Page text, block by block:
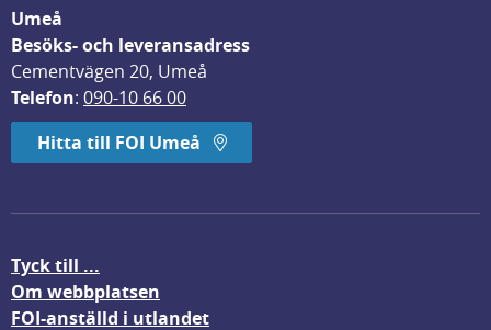
Umeå
Besöks- och leveransadress
Cementvägen 20, Umeå
Telefon: 090-10 66 00
Hitta till FOI Umeå
Tyck till ...
Om webbplatsen
FOI-anställd i utlandet